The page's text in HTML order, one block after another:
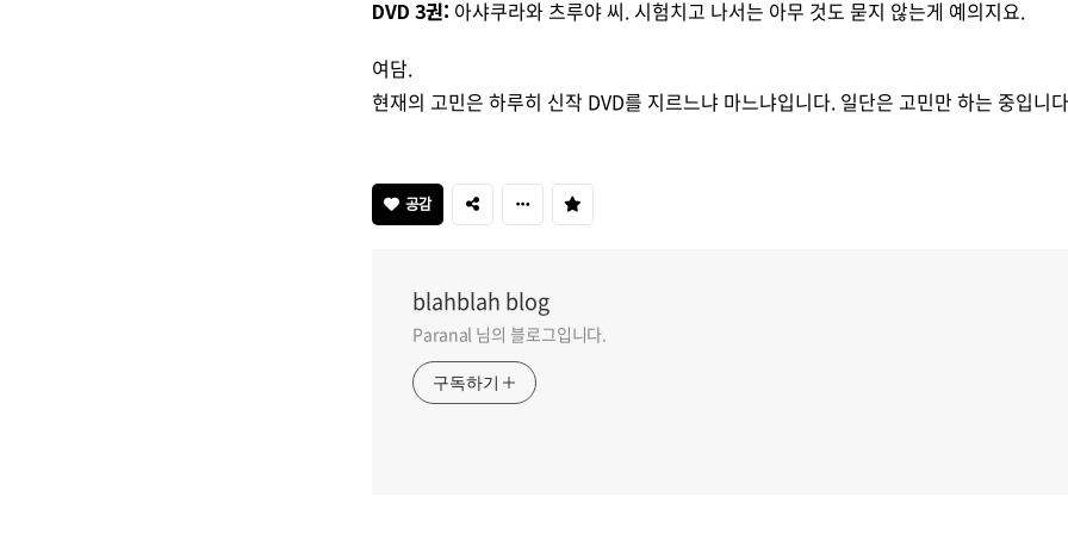
DVD 3권: 아샤쿠라와 츠루야 씨. 시험치고 나서는 아무 것도 묻지 않는게 예의지요.
여담.
현재의 고민은 하루히 신작 DVD를 지르느냐 마느냐입니다. 일단은 고민만 하는 중입니
공감
blahblah blog
Paranal 님의 블로그입니다.
구독하기